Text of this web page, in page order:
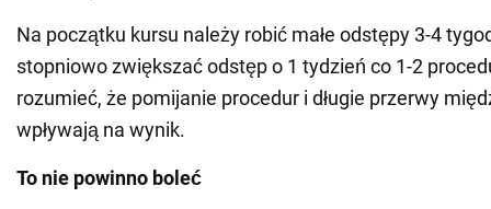
Na początku kursu należy robić małe odstępy 3-4
stopniowo zwiększać odstęp o 1 tydzień co 1-2
rozumieć, że pomijanie procedur i długie przerwy
wpływają na wynik.
To nie powinno boleć